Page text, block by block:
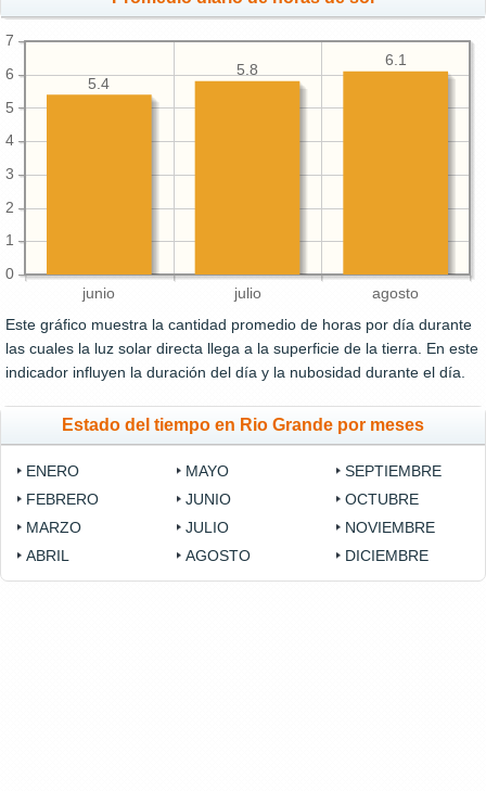
junio julio agosto
0
1
2
3
4
5
6
7
6.1
5.8
5.4
Este gráfico muestra la cantidad promedio de horas por día durante
las cuales la luz solar directa llega a la superficie de la tierra. En este
indicador influyen la duración del día y la nubosidad durante el día.
Estado del tiempo en Rio Grande por meses
ENERO
FEBRERO
MARZO
ABRIL
MAYO
JUNIO
JULIO
AGOSTO
SEPTIEMBRE
OCTUBRE
NOVIEMBRE
DICIEMBRE